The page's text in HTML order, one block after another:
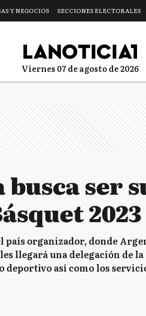
Y NEGOCIOS SECCIONES ELECTORALES
viernes 07 de agosto de 2026
ser
2023
país organizador, donde
llegará una delegación de
deportivo así como los